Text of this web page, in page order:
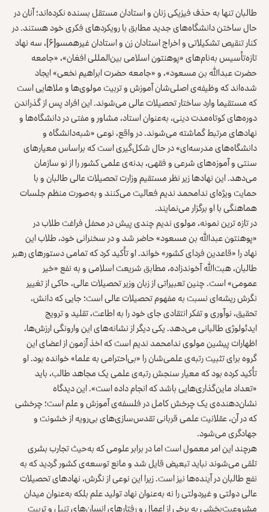
طالبان تنها به حذف فیزیکی زنان و استادان مستقل بسنده نکرده‌‌اند؛ آنان در
حال ساختن دانشگاه‌های جدید مطابق با رویکردهای فکری خود هستند. در
کنار تنقیص تشکیلاتی و اخراج استادان زن و استادان غیرهمسو[۶] ، سه نهاد
تازه‌‌تأسیس به‌نام‌های «پوهنتون اسلامی بین‌المللی افغان»، «جامعه
حضرت عبدالله بن مسعود»، و «جامعه حضرت ابراهیم نخعی» ایجاد
شده‌اند که وظیفه‌ی اصلی‌شان آموزش و تربیت مولوی‌ها و ملاهایی است
که مستقیما وارد ساختار تحصیلات عالی می‌شوند. این افراد پس از گذراندن
دوره‌های کوتاه‌مدت دینی، به‌عنوان استاد، مشاور و مفتی در دانشگاه‌ها و
نهادهای مرتبط گماشته می‌شوند. در واقع، نوعی «شبه‌دانشگاه و
دانشگاه‌های مدرسه‌ای» در حال شکل‌گیری است که براساس معیارهای
سنتی و آموزه‌های شرعی و فقهی، بدنه‌ی علمی کشور را از نو سازمان
می‌دهد. این نهادها زیر نظر مستقیم وزارت تحصیلات عالی طالبان و با
حمایت ویژه‌ای ندامحمد ندیم فعالیت می‌کنند و به‌صورت منظم جلسات
هماهنگی با او برگزار می‌نمایند.
در تازه ‌ترین نمونه، مولوی ندیم چندی پیش در محفل فراغت طلاب در
«پوهنتون عبدالله بن مسعود» حاضر شد و در سخنرانی خود، طلاب این
نهاد را «قاعدین فردای کشور» خواند. او تأکید کرد که تمامی دستورهای رهبر
طالبان، هبت‌الله آخوندزاده، مطابق شریعت اسلامی و به نفع «خیر
عمومی» است. چنین تعبیراتی از زبان وزیر تحصیلات عالی، حاکی از تغییر
نگرش ریشه‌ای نسبت به مفهوم تحصیلات عالی است؛ جایی که دانش،
تحقیق، نوآوری و تفکر انتقادی جای خود را به اطاعت، تقلید و ترویج
ایدئولوژی طالبانی می‌دهد. یکی دیگر از نشانه‌های این وارونگی ارزش‌ها،
اظهارات پیشین مولوی ندامحمد ندیم است که اخذ آزمون از اعضای این
گروه برای تثبیت رتبه‌ی علمی‌شان را «بی‌احترامی به علما» خوانده بود. او
تأکید کرده بود که معیار سنجش رتبه‌ی علمی یک مجاهد طالب، باید
«تعداد ماین‌گذاری‌هایی باشد که انجام داده است». این دیدگاه
نشان‌دهنده‌ی یک چرخش کامل در فلسفه‌ی آموزش و علم است؛ چرخشی
که در آن، عقلانیت علمی قربانی تقدس‌سازی‌های بی‌رویه از خشونت و
جهادگری می‌شود.
هرچند این امر معمول است اما در برابر علومی که به‌حیث تجارب بشری
تلقی می‌شوند نباید تبعیض قایل شد و مانع توسعه‌ی کشور گردید که به
نفع طالبان در آینده‌ها نیز است. زیرا این نوعی از نگرش، نهادهای تحصیلات
عالی دولتی و غیردولتی را نه به‌عنوان نهاد تولید علم بلکه به‌عنوان میدان
مشروعیت‌بخشی به برخی از اعمال و رفتارهای انسان‌های تنبل و تربیت